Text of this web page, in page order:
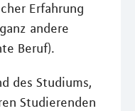
Erfahrung
andere
Beruf).
des Studiums,
Studierenden